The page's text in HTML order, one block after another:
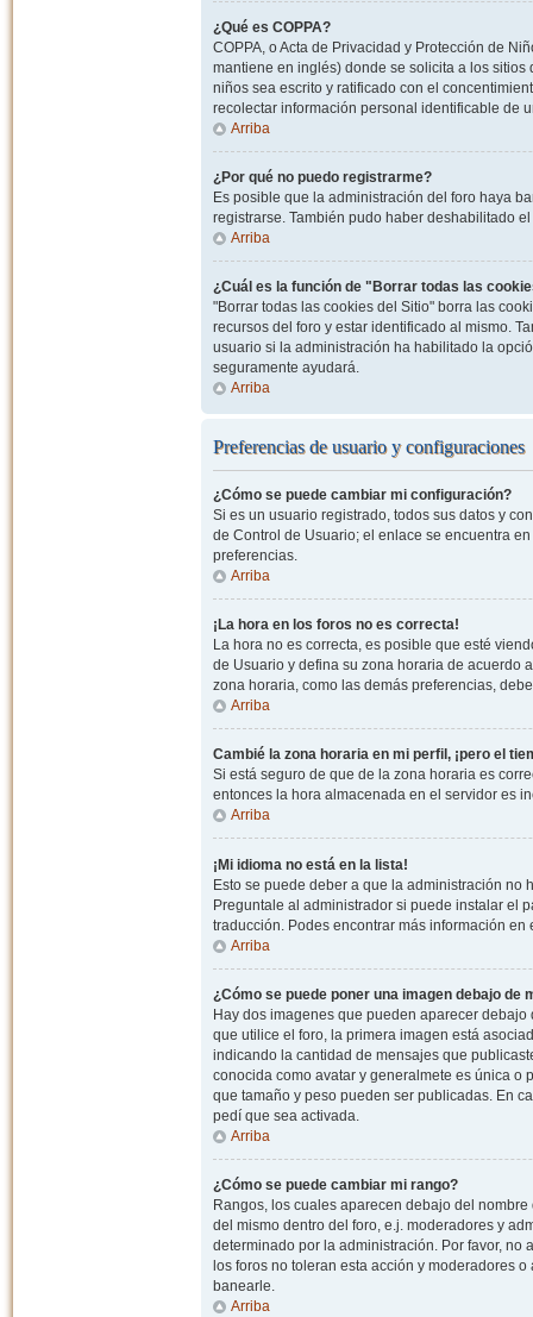
¿Qué es COPPA?
COPPA, o Acta de Privacidad y Protección de
mantiene en inglés) donde se solicita a los
niños sea escrito y ratificado con el
recolectar información personal identificable de
Arriba
¿Por qué no puedo registrarme?
Es posible que la administración del foro haya
registrarse. También pudo haber deshabilitado
Arriba
¿Cuál es la función de "Borrar todas las
"Borrar todas las cookies del Sitio" borra las
recursos del foro y estar identificado al mismo.
usuario si la administración ha habilitado la
seguramente ayudará.
Arriba
Preferencias de usuario y configuraciones
¿Cómo se puede cambiar mi configuración?
Si es un usuario registrado, todos sus datos y
de Control de Usuario; el enlace se encuentra
preferencias.
Arriba
¡La hora en los foros no es correcta!
La hora no es correcta, es posible que esté
de Usuario y defina su zona horaria de acuerdo
zona horaria, como las demás preferencias,
Arriba
Cambié la zona horaria en mi perfil, ¡pero el
Si está seguro de que de la zona horaria es
entonces la hora almacenada en el servidor es
Arriba
¡Mi idioma no está en la lista!
Esto se puede deber a que la administración no
Preguntale al administrador si puede instalar el
traducción. Podes encontrar más información
Arriba
¿Cómo se puede poner una imagen debajo de
Hay dos imagenes que pueden aparecer
que utilice el foro, la primera imagen está
indicando la cantidad de mensajes que
conocida como avatar y generalmete es única o
que tamaño y peso pueden ser publicadas. En
pedí que sea activada.
Arriba
¿Cómo se puede cambiar mi rango?
Rangos, los cuales aparecen debajo del
del mismo dentro del foro, e.j. moderadores y
determinado por la administración. Por favor,
los foros no toleran esta acción y moderadores
banearle.
Arriba